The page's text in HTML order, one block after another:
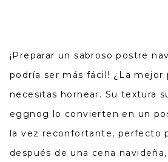
¡Preparar un sabroso postre
podría ser más fácil! ¿La mejor
necesitas hornear. Su textura
eggnog lo convierten en un
la vez reconfortante, perfecto
después de una cena